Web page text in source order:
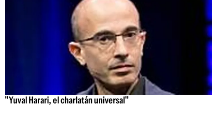
"Yuval Harari, el charlatán universal"